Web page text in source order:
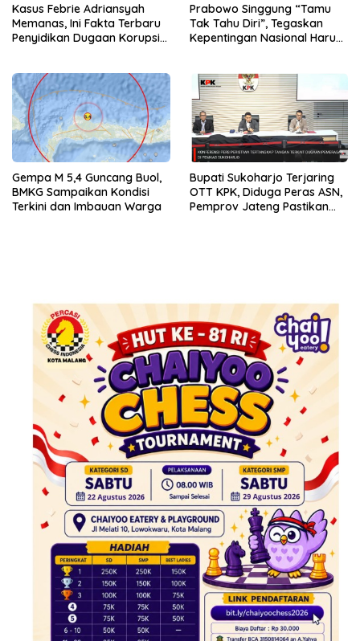
Kasus Febrie Adriansyah
Memanas, Ini Fakta Terbaru
Penyidikan Dugaan Korupsi
Prabowo Singgung “Tamu
Tak Tahu Diri”, Tegaskan
Kepentingan Nasional Harus
Gempa M 5,4 Guncang Buol,
BMKG Sampaikan Kondisi
Terkini dan Imbauan Warga
Bupati Sukoharjo Terjaring
OTT KPK, Diduga Peras ASN,
Pemprov Jateng Pastikan